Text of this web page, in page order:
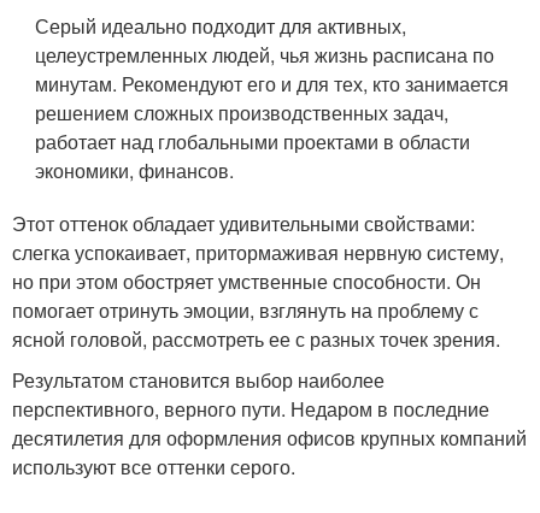
Серый идеально подходит для активных,
целеустремленных людей, чья жизнь расписана по
минутам. Рекомендуют его и для тех, кто занимается
решением сложных производственных задач,
работает над глобальными проектами в области
экономики, финансов.
Этот оттенок обладает удивительными свойствами:
слегка успокаивает, притормаживая нервную систему,
но при этом обостряет умственные способности. Он
помогает отринуть эмоции, взглянуть на проблему с
ясной головой, рассмотреть ее с разных точек зрения.
Результатом становится выбор наиболее
перспективного, верного пути. Недаром в последние
десятилетия для оформления офисов крупных компаний
используют все оттенки серого.